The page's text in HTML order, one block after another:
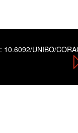
10.6092/UNIBO/